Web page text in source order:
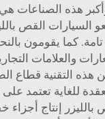
هذه الصناعات
القص
كما يقومون
والعلامات
التقنية قطاع
للغاية تعتمد
بالليزر إنتاج أجزاء